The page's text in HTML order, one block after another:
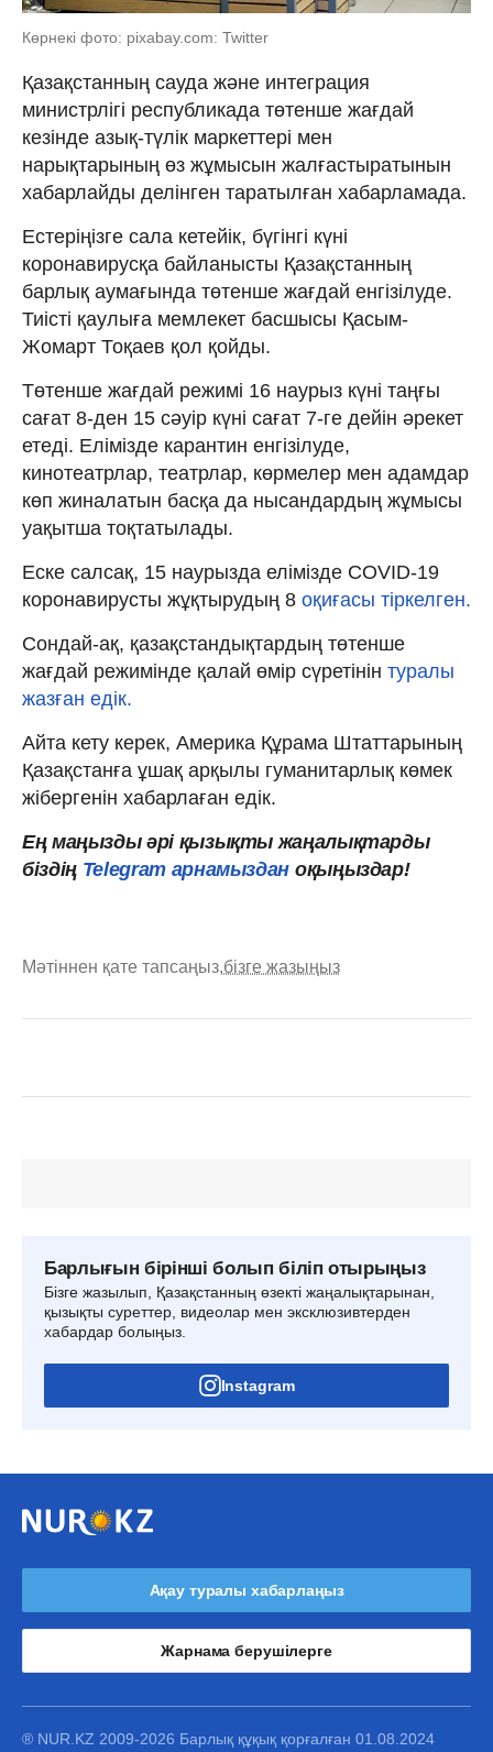
Көрнекі фото: pixabay.com: Twitter
Қазақстанның сауда және интеграция
министрлігі республикада төтенше жағдай
кезінде азық-түлік маркеттері мен
нарықтарының өз жұмысын жалғастыратынын
хабарлайды делінген таратылған хабарламада.
Естеріңізге сала кетейік, бүгінгі күні
коронавирусқа байланысты Қазақстанның
барлық аумағында төтенше жағдай енгізілуде.
Тиісті қаулыға мемлекет басшысы Қасым-
Жомарт Тоқаев қол қойды.
Төтенше жағдай режимі 16 наурыз күні таңғы
сағат 8-ден 15 сәуір күні сағат 7-ге дейін әрекет
етеді. Елімізде карантин енгізілуде,
кинотеатрлар, театрлар, көрмелер мен адамдар
көп жиналатын басқа да нысандардың жұмысы
уақытша тоқтатылады.
Еске салсақ, 15 наурызда елімізде COVID-19
коронавирусты жұқтырудың 8 оқиғасы тіркелген.
Сондай-ақ, қазақстандықтардың төтенше
жағдай режимінде қалай өмір сүретінін туралы
жазған едік.
Айта кету керек, Америка Құрама Штаттарының
Қазақстанға ұшақ арқылы гуманитарлық көмек
жібергенін хабарлаған едік.
Ең маңызды әрі қызықты жаңалықтарды
біздің Telegram арнамыздан оқыңыздар!
Мәтіннен қате тапсаңыз,бізге жазыңыз
Барлығын бірінші болып біліп отырыңыз
Бізге жазылып, Қазақстанның өзекті жаңалықтарынан,
қызықты суреттер, видеолар мен эксклюзивтерден
хабардар болыңыз.
Instagram
Ақау туралы хабарлаңыз
Жарнама берушілерге
® NUR.KZ 2009-2026 Барлық құқық қорғалған 01.08.2024